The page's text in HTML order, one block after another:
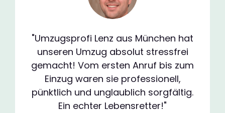
"Umzugsprofi Lenz aus München hat
unseren Umzug absolut stressfrei
gemacht! Vom ersten Anruf bis zum
Einzug waren sie professionell,
pünktlich und unglaublich sorgfältig.
Ein echter Lebensretter!"